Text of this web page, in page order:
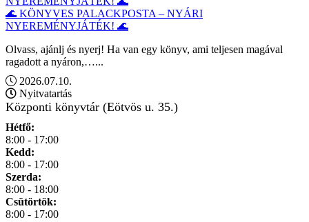
🌊 KÖNYVES PALACKPOSTA – NYÁRI
NYEREMÉNYJÁTÉK! 🌊
Olvass, ajánlj és nyerj! Ha van egy könyv, ami teljesen magával
ragadott a nyáron,…...
2026.07.10.
Nyitvatartás
Központi könyvtár (Eötvös u. 35.)
Hétfő:
8:00 - 17:00
Kedd:
8:00 - 17:00
Szerda:
8:00 - 18:00
Csütörtök:
8:00 - 17:00